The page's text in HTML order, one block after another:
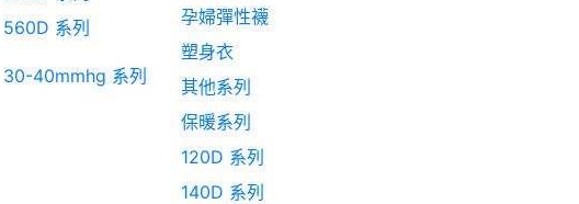
560D 系列
30-40mmhg 系列
孕婦彈性襪
塑身衣
其他系列
保暖系列
120D 系列
140D 系列